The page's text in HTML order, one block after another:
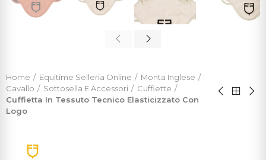
Home Equitime Selleria Online
Monta Inglese
Cavallo
Sottosella E Accessori
Cuffiette
Cuffietta In Tessuto Tecnico Elasticizzato Con
Logo